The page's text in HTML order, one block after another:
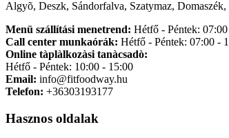
Algyõ, Deszk, Sándorfalva, Szatymaz,
Menü szállítási menetrend: Hétfő - Péntek:
Call center munkaórák: Hétfő - Péntek: 07:00 -
Online tàplàlkozàsi tanàcsadò:
Hétfő - Péntek: 10:00 - 15:00
Email: info@fitfoodway.hu
Telefon: +36303193177
Hasznos oldalak